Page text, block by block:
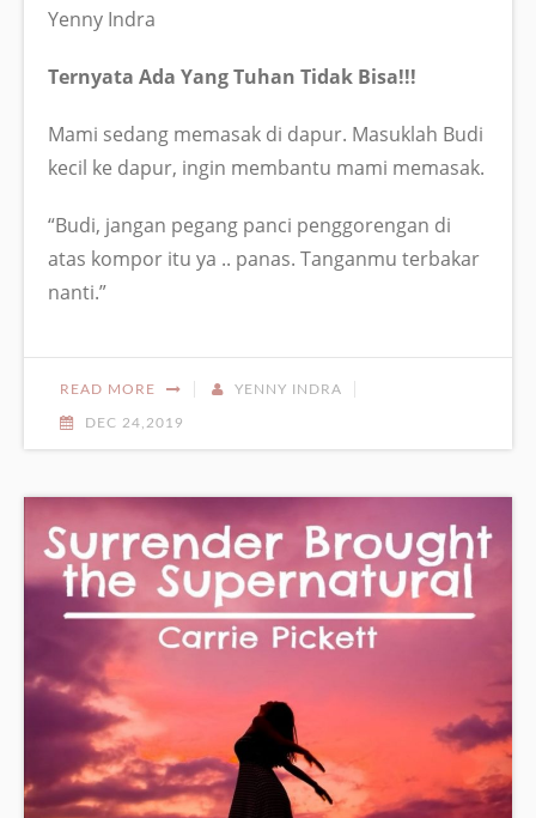
Yenny Indra
Ternyata Ada Yang Tuhan Tidak Bisa!!!
Mami sedang memasak di dapur. Masuklah Budi
kecil ke dapur, ingin membantu mami memasak.
“Budi, jangan pegang panci penggorengan di
atas kompor itu ya .. panas. Tanganmu terbakar
nanti.”
READ MORE YENNY INDRA
DEC 24,2019